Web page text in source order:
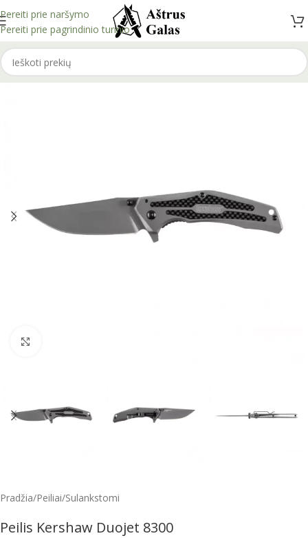
Pereiti prie naršymo
Pereiti prie pagrindinio turinio
Pradžia/Peiliai/Sulankstomi
Peilis Kershaw Duojet 8300